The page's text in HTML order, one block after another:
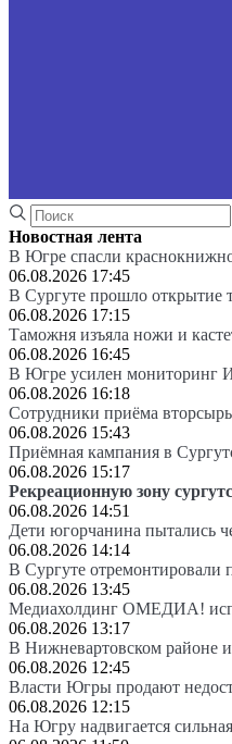
Новостная лента
В Югре спасли
06.08.2026 17:45
В Сургуте прошло открытие
06.08.2026 17:15
Таможня изъяла ножи и
06.08.2026 16:45
В Югре усилен мониторинг
06.08.2026 16:18
Сотрудники приёма
06.08.2026 15:43
Приёмная кампания в
06.08.2026 15:17
Рекреационную зону
06.08.2026 14:51
Дети югорчанина пытались
06.08.2026 14:14
В Сургуте отремонтировали
06.08.2026 13:45
Медиахолдинг ОМЕДИА!
06.08.2026 13:17
В Нижневартовском районе
06.08.2026 12:45
Власти Югры продают
06.08.2026 12:15
На Югру надвигается